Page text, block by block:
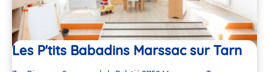
Les P'tits Babadins Marssac sur Tarn